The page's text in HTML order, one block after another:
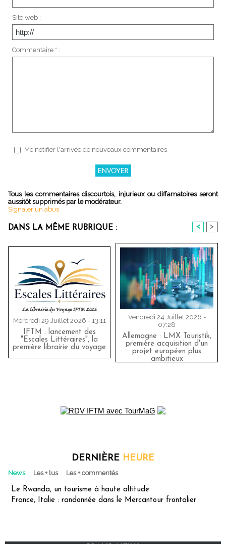
Site web :
Commentaire * :
Me notifier l'arrivée de nouveaux commentaires
Tous les commentaires discourtois, injurieux ou diffamatoires seront
aussitôt supprimés par le modérateur.
Signaler un abus
DANS LA MÊME RUBRIQUE : < >
Mercredi 29 Juillet 2026 - 13:11
IFTM : lancement des
"Escales Littéraires", la
première librairie du voyage
Vendredi 24 Juillet 2026 -
07:28
Allemagne : LMX Touristik,
première acquisition d'un
projet européen plus
ambitieux
DERNIÈRE HEURE
News Les + lus Les + commentés
Le Rwanda, un tourisme à haute altitude
France, Italie : randonnée dans le Mercantour frontalier